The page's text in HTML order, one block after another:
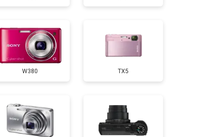
4300 ₽ Заказать
3300 ₽ Заказать
3100 ₽ Заказать
W380 TX5